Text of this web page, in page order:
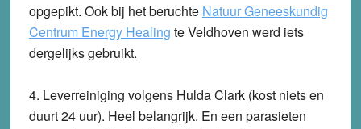
opgepikt. Ook bij het beruchte Natuur Geneeskundig
Centrum Energy Healing te Veldhoven werd iets
dergelijks gebruikt.
4. Leverreiniging volgens Hulda Clark (kost niets en
duurt 24 uur). Heel belangrijk. En een parasieten